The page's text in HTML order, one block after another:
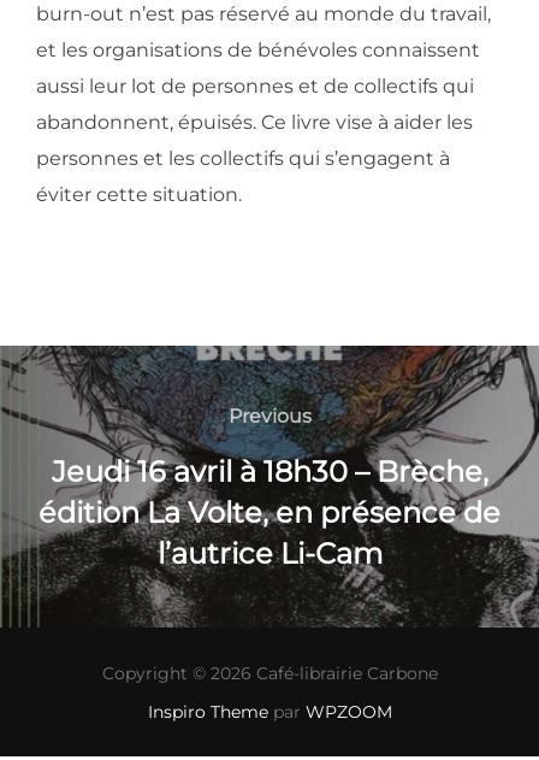
burn-out n’est pas réservé au monde du travail,
et les organisations de bénévoles connaissent
aussi leur lot de personnes et de collectifs qui
abandonnent, épuisés. Ce livre vise à aider les
personnes et les collectifs qui s’engagent à
éviter cette situation.
Navigation
de
l’article
Previous
Previous
Jeudi 16 avril à 18h30 – Brèche,
édition La Volte, en présence de
l’autrice Li-Cam
Copyright © 2026 Café-librairie Carbone
Inspiro Themepar WPZOOM